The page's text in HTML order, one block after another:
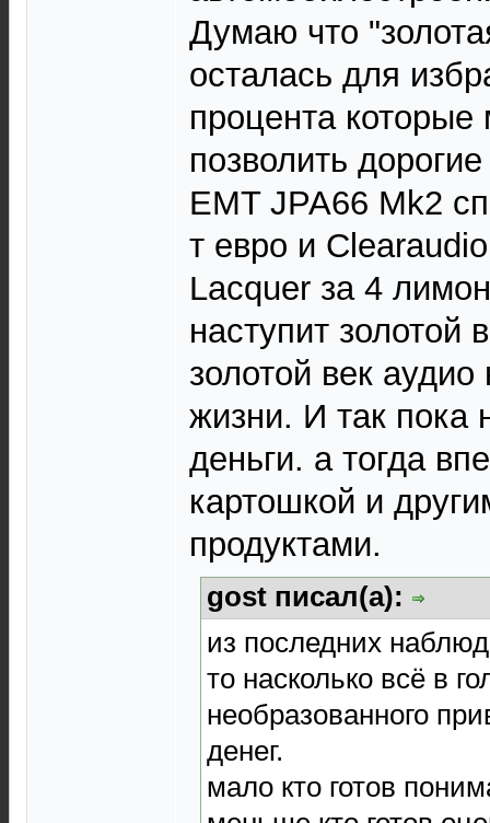
Думаю что
осталась для
процента которые
позволить
EMT JPA66 Mk2
т евро и
Lacquer за 4
наступит золотой
золотой век
жизни. И так пока
деньги. а тогда
картошкой и
продуктами.
gost писал(а):
из последних
то насколько всё в
необразованного
денег.
мало кто готов